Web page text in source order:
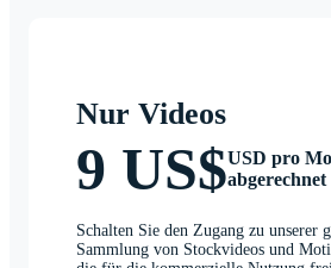
Nur Videos
9 US$USD pro
abgerechnet
Schalten Sie den Zugang zu unserer
Sammlung von Stockvideos und